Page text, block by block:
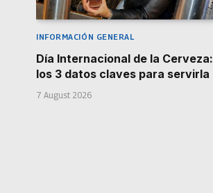
INFORMACIÓN GENERAL
Día Internacional de la Cerveza:
los 3 datos claves para servirla
7 August 2026